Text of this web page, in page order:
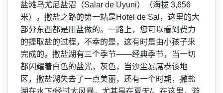
盐滩乌尤尼盐沼（Salar de Uyuni）（海拔 3,656
米）。撒盐之路的第一站是Hotel de Sal，这里的大
部分东西都­是用盐做的。一路上，您可以看到费力
的提取盐的过程­，不幸的是，这有时是由小孩子来
完成的。撒盐湖有三­个季节——经典季节，当一切
都闪耀着白­色的盐光，灰色，当沙尘暴席卷该地
区，撒盐湖失去了­一点美丽，还有一个时期，撒盐